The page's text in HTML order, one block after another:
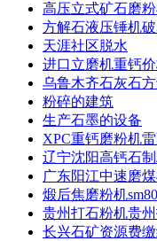
高压立式矿石磨
方解石液压锤机
天涯社区脱水
进口立磨机重钙
乌鲁木齐石灰石
粉碎的建筑
生产石墨的设备
XPC重钙磨粉机
辽宁沈阳高钙石制
广东阳江中速磨
煅后焦磨粉机
贵州打石粉机贵
长兴石矿资源费